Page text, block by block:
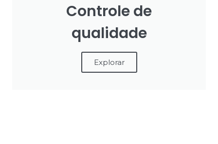
Controle de
qualidade
Explorar